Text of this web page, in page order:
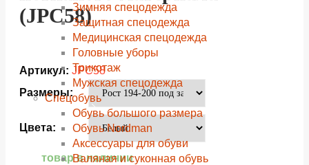
Зимняя спецодежда
Защитная спецодежда
Медицинская спецодежда
Головные уборы
Трикотаж
Мужская спецодежда
Спецобувь
Обувь большого размера
Обувь Nordman
Аксессуары для обуви
Валяная и суконная обувь
(JPC58)
Артикул: JPC58
Размеры:
Цвета:
товар в наличии